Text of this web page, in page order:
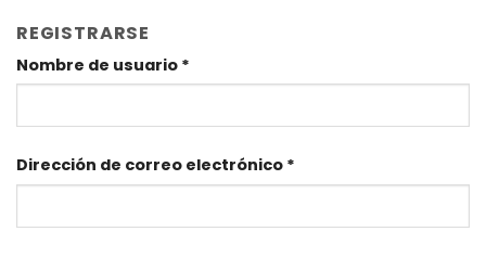
REGISTRARSE
Nombre de usuario *
Dirección de correo electrónico *